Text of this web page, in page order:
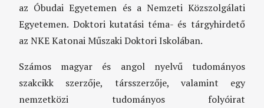
az Óbudai Egyetemen és a Nemzeti Közszolgálati
Egyetemen. Doktori kutatási téma- és tárgyhirdető
az NKE Katonai Műszaki Doktori Iskolában.
Számos magyar és angol nyelvű tudományos
szakcikk szerzője, társszerzője, valamint egy
nemzetközi tudományos folyóirat